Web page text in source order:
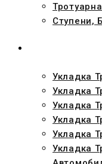
Ступени,
Укладка
Укладка
Укладка
Укладка
Укладка
Укладка